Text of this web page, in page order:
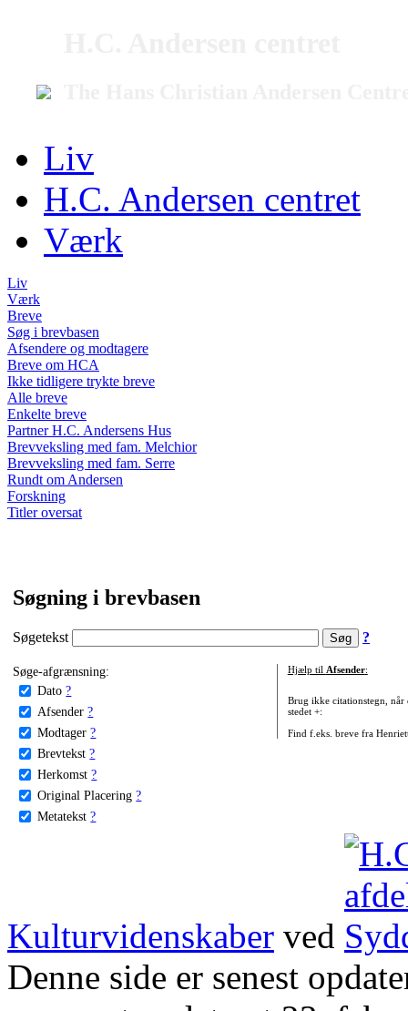
Liv
H.C. Andersen centret
Værk
Liv
Værk
Breve
Søg i brevbasen
Afsendere og modtagere
Breve om HCA
Ikke tidligere trykte breve
Alle breve
Enkelte breve
Partner H.C. Andersens Hus
Brevveksling med fam. Melchior
Brevveksling med fam. Serre
Rundt om Andersen
Forskning
Titler oversat
Søgning i brevbasen
Søgetekst ?
Søge-afgrænsning:
Dato ?
Afsender ?
Modtager ?
Brevtekst ?
Herkomst ?
Original Placering ?
Metatekst ?
Hjælp til Afsender:
Brug ikke citationstegn, når
stedet +:
Find f.eks. breve fra
Kulturvidenskaber ved
Denne side er senest